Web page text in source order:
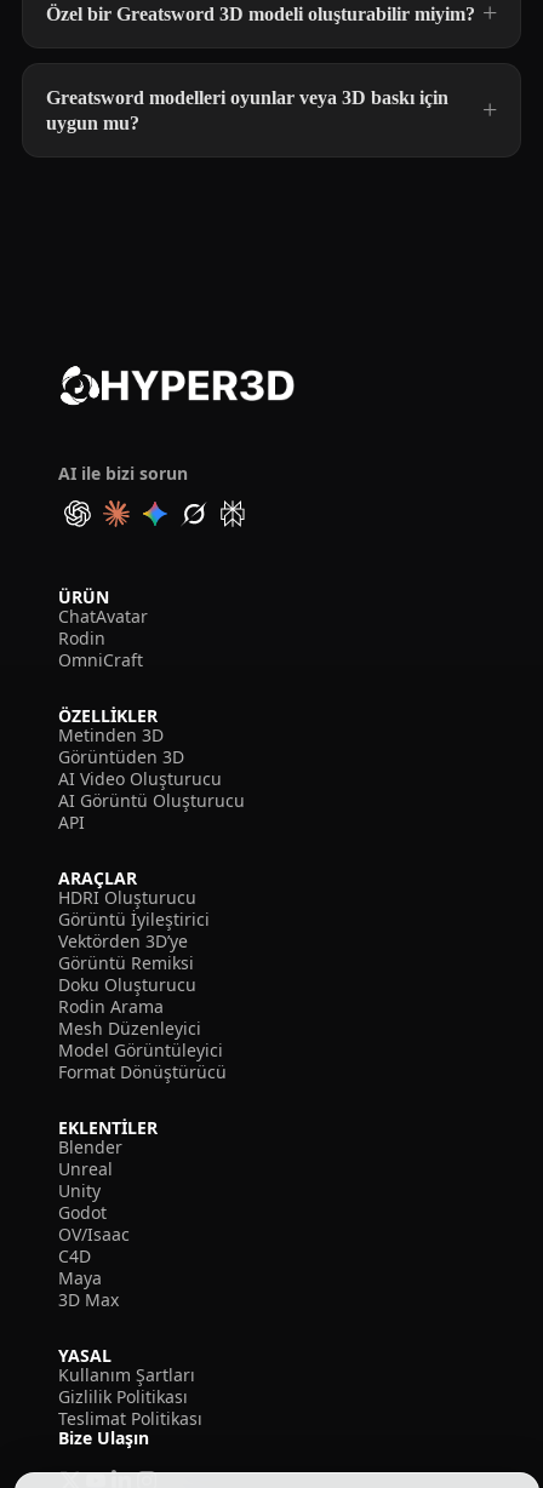
Özel bir Greatsword 3D modeli oluşturabilir miyim?
Greatsword modelleri oyunlar veya 3D baskı için
uygun mu?
AI ile bizi sorun
ÜRÜN
ChatAvatar
Rodin
OmniCraft
ÖZELLIKLER
Metinden 3D
Görüntüden 3D
AI Video Oluşturucu
AI Görüntü Oluşturucu
API
ARAÇLAR
HDRI Oluşturucu
Görüntü İyileştirici
Vektörden 3D’ye
Görüntü Remiksi
Doku Oluşturucu
Rodin Arama
Mesh Düzenleyici
Model Görüntüleyici
Format Dönüştürücü
EKLENTILER
Blender
Unreal
Unity
Godot
OV/Isaac
C4D
Maya
3D Max
YASAL
Kullanım Şartları
Gizlilik Politikası
Teslimat Politikası
Bize Ulaşın